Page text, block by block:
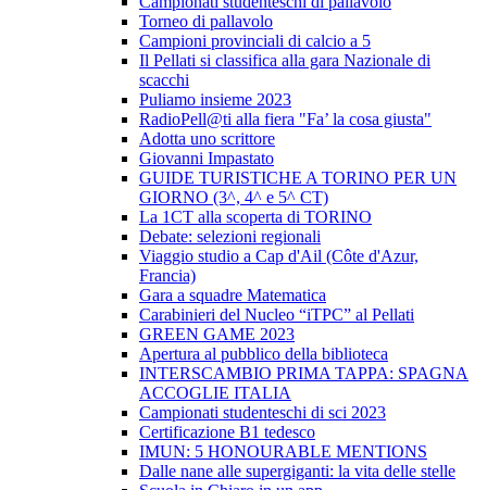
Torneo di pallavolo
Campioni provinciali di calcio a 5
Il Pellati si classifica alla gara Nazionale di
scacchi
Puliamo insieme 2023
RadioPell@ti alla fiera "Fa’ la cosa giusta"
Adotta uno scrittore
Giovanni Impastato
GUIDE TURISTICHE A TORINO PER UN
GIORNO (3^, 4^ e 5^ CT)
La 1CT alla scoperta di TORINO
Debate: selezioni regionali
Viaggio studio a Cap d'Ail (Côte d'Azur,
Francia)
Gara a squadre Matematica
Carabinieri del Nucleo “iTPC” al Pellati
GREEN GAME 2023
Apertura al pubblico della biblioteca
INTERSCAMBIO PRIMA TAPPA: SPAGNA
ACCOGLIE ITALIA
Campionati studenteschi di sci 2023
Certificazione B1 tedesco
IMUN: 5 HONOURABLE MENTIONS
Dalle nane alle supergiganti: la vita delle stelle